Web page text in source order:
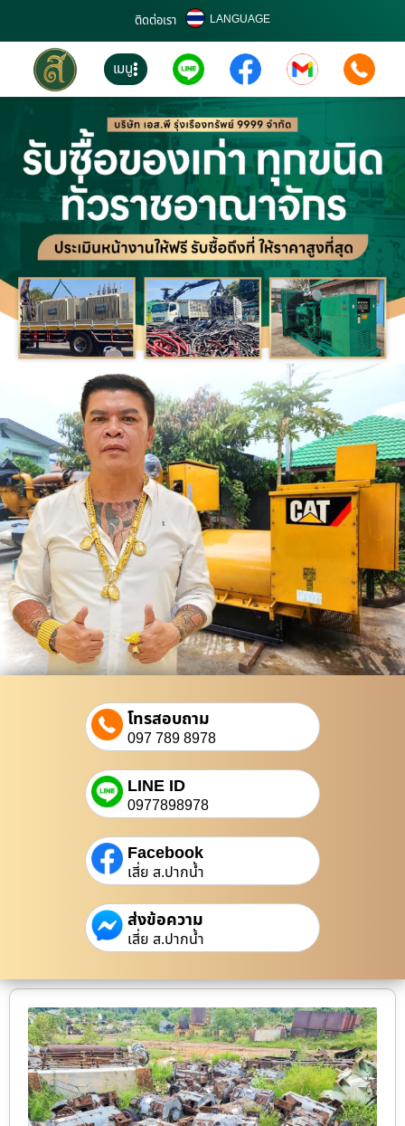
ติดต่อเรา LANGUAGE
เมนู
โทรสอบถาม
097 789 8978
LINE ID
0977898978
Facebook
เสี่ย ส.ปากน้ำ
ส่งข้อความ
เสี่ย ส.ปากน้ำ